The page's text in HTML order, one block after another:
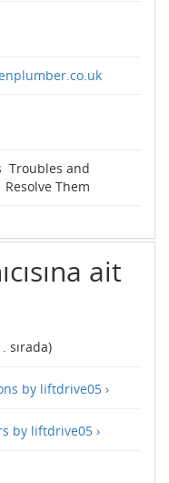
Troubles and
Them
ait
. sırada)
by liftdrive05 ›
by liftdrive05 ›